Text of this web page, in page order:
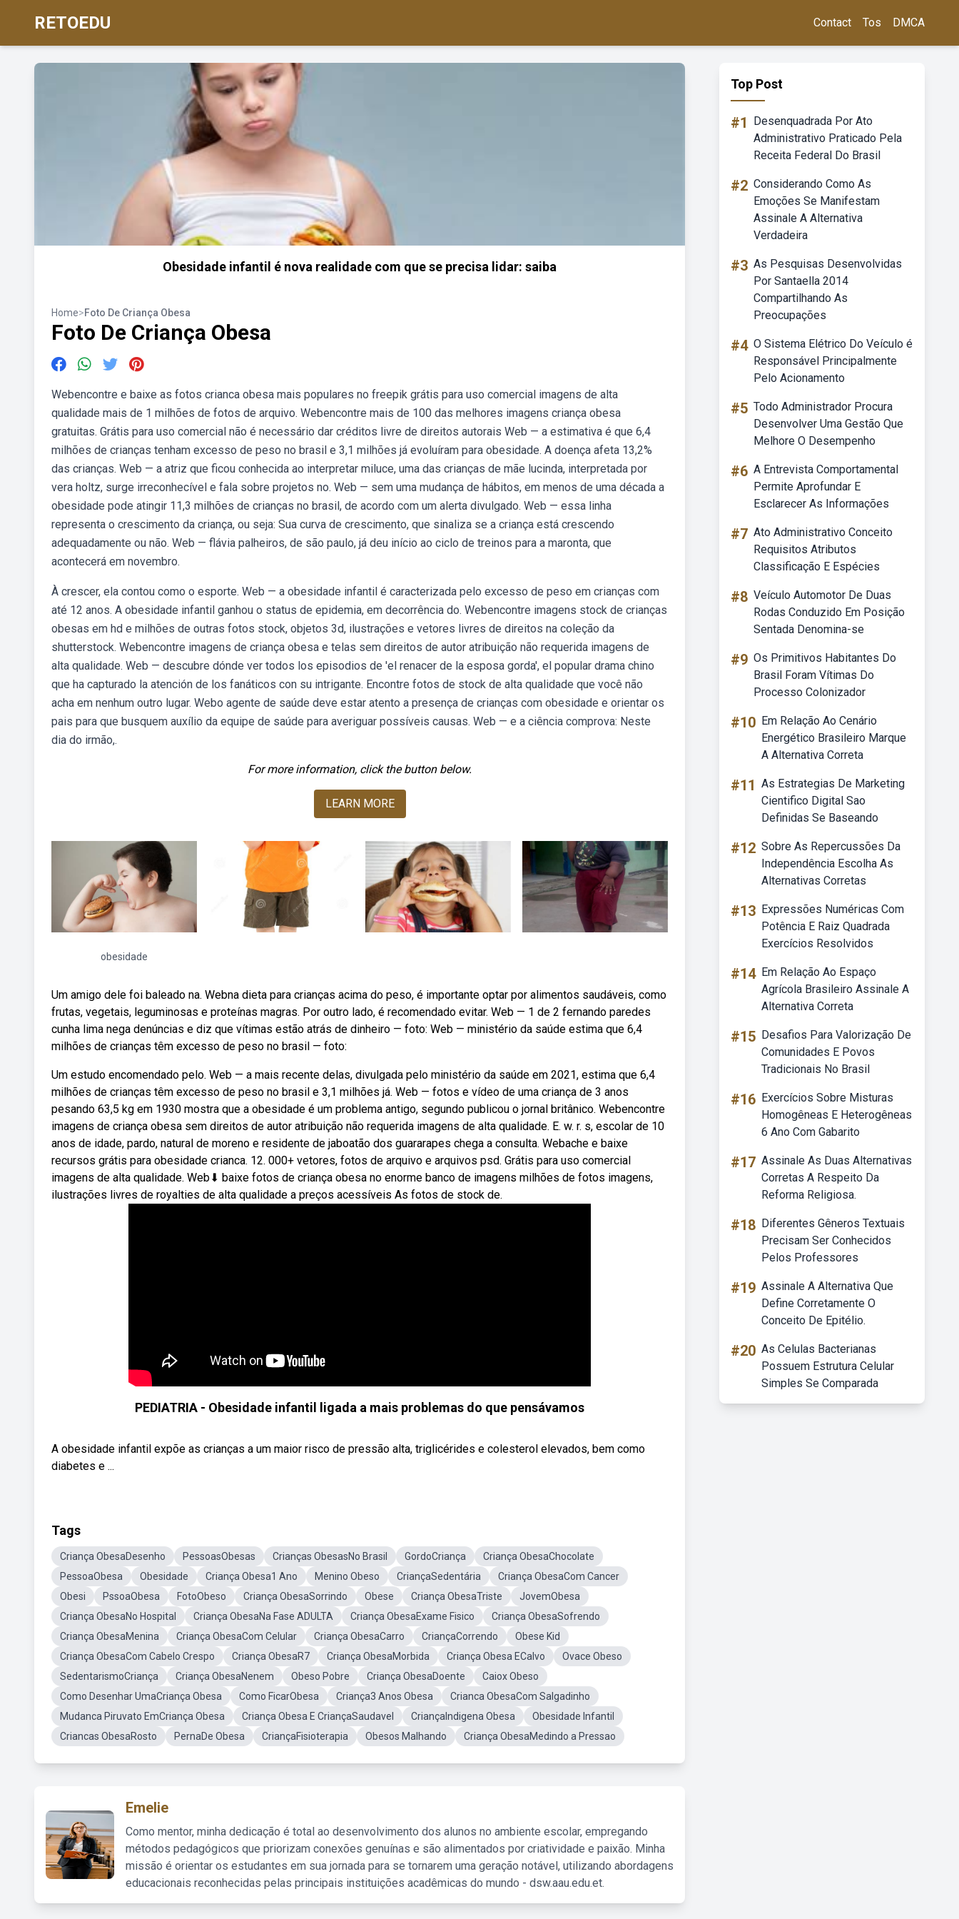
RETOEDU Contact Tos DMCA
Obesidade infantil é nova realidade com que se precisa lidar: saiba
Home>Foto De Criança Obesa
Foto De Criança Obesa
Webencontre e baixe as fotos crianca obesa mais populares no freepik grátis para uso comercial imagens de alta
qualidade mais de 1 milhões de fotos de arquivo. Webencontre mais de 100 das melhores imagens criança obesa
gratuitas. Grátis para uso comercial não é necessário dar créditos livre de direitos autorais Web — a estimativa é que 6,4
milhões de crianças tenham excesso de peso no brasil e 3,1 milhões já evoluíram para obesidade. A doença afeta 13,2%
das crianças. Web — a atriz que ficou conhecida ao interpretar miluce, uma das crianças de mãe lucinda, interpretada por
vera holtz, surge irreconhecível e fala sobre projetos no. Web — sem uma mudança de hábitos, em menos de uma década a
obesidade pode atingir 11,3 milhões de crianças no brasil, de acordo com um alerta divulgado. Web — essa linha
representa o crescimento da criança, ou seja: Sua curva de crescimento, que sinaliza se a criança está crescendo
adequadamente ou não. Web — flávia palheiros, de são paulo, já deu início ao ciclo de treinos para a maronta, que
acontecerá em novembro.
À crescer, ela contou como o esporte. Web — a obesidade infantil é caracterizada pelo excesso de peso em crianças com
até 12 anos. A obesidade infantil ganhou o status de epidemia, em decorrência do. Webencontre imagens stock de crianças
obesas em hd e milhões de outras fotos stock, objetos 3d, ilustrações e vetores livres de direitos na coleção da
shutterstock. Webencontre imagens de criança obesa e telas sem direitos de autor atribuição não requerida imagens de
alta qualidade. Web — descubre dónde ver todos los episodios de 'el renacer de la esposa gorda', el popular drama chino
que ha capturado la atención de los fanáticos con su intrigante. Encontre fotos de stock de alta qualidade que você não
acha em nenhum outro lugar. Webo agente de saúde deve estar atento a presença de crianças com obesidade e orientar os
pais para que busquem auxílio da equipe de saúde para averiguar possíveis causas. Web — e a ciência comprova: Neste
dia do irmão,.
For more information, click the button below.
LEARN MORE
obesidade
Um amigo dele foi baleado na. Webna dieta para crianças acima do peso, é importante optar por alimentos saudáveis, como
frutas, vegetais, leguminosas e proteínas magras. Por outro lado, é recomendado evitar. Web — 1 de 2 fernando paredes
cunha lima nega denúncias e diz que vítimas estão atrás de dinheiro — foto: Web — ministério da saúde estima que 6,4
milhões de crianças têm excesso de peso no brasil — foto:
Um estudo encomendado pelo. Web — a mais recente delas, divulgada pelo ministério da saúde em 2021, estima que 6,4
milhões de crianças têm excesso de peso no brasil e 3,1 milhões já. Web — fotos e vídeo de uma criança de 3 anos
pesando 63,5 kg em 1930 mostra que a obesidade é um problema antigo, segundo publicou o jornal britânico. Webencontre
imagens de criança obesa sem direitos de autor atribuição não requerida imagens de alta qualidade. E. w. r. s, escolar de 10
anos de idade, pardo, natural de moreno e residente de jaboatão dos guararapes chega a consulta. Webache e baixe
recursos grátis para obesidade crianca. 12. 000+ vetores, fotos de arquivo e arquivos psd. Grátis para uso comercial
imagens de alta qualidade. Web⬇ baixe fotos de criança obesa no enorme banco de imagens milhões de fotos imagens,
ilustrações livres de royalties de alta qualidade a preços acessíveis As fotos de stock de.
PEDIATRIA - Obesidade infantil ligada a mais problemas do que pensávamos
A obesidade infantil expõe as crianças a um maior risco de pressão alta, triglicérides e colesterol elevados, bem como
diabetes e ...
Tags
Criança ObesaDesenho PessoasObesas Crianças ObesasNo Brasil GordoCriança
Criança ObesaChocolate
PessoaObesa
Obesidade Criança Obesa1 Ano Menino Obeso CriançaSedentária
Criança ObesaCom Cancer
Obesi
PssoaObesa FotoObeso Criança ObesaSorrindo Obese Criança ObesaTriste
JovemObesa
Criança ObesaNo Hospital
Criança ObesaNa Fase ADULTA Criança ObesaExame Fisico
Criança ObesaSofrendo
Criança ObesaMenina
Criança ObesaCom Celular Criança ObesaCarro CriançaCorrendo
Obese Kid
Criança ObesaCom Cabelo Crespo
Criança ObesaR7 Criança ObesaMorbida Criança Obesa ECalvo
Ovace Obeso
SedentarismoCriança
Criança ObesaNenem Obeso Pobre Criança ObesaDoente
Caiox Obeso
Como Desenhar UmaCriança Obesa
Como FicarObesa Criança3 Anos Obesa
Crianca ObesaCom Salgadinho
Mudanca Piruvato EmCriança Obesa
Criança Obesa E CriançaSaudavel CriançaIndigena Obesa
Obesidade Infantil
Criancas ObesaRosto
PernaDe Obesa CriançaFisioterapia Obesos Malhando Criança ObesaMedindo a Pressao
Emelie
Como mentor, minha dedicação é total ao desenvolvimento dos alunos no ambiente escolar, empregando
métodos pedagógicos que priorizam conexões genuínas e são alimentados por criatividade e paixão. Minha
missão é orientar os estudantes em sua jornada para se tornarem uma geração notável, utilizando abordagens
educacionais reconhecidas pelas principais instituições acadêmicas do mundo - dsw.aau.edu.et.
Top Post
#1
Desenquadrada Por Ato
Administrativo Praticado Pela
Receita Federal Do Brasil
#2 Considerando Como As
Emoções Se Manifestam
Assinale A Alternativa
Verdadeira
#3 As Pesquisas Desenvolvidas
Por Santaella 2014
Compartilhando As
Preocupações
#4 O Sistema Elétrico Do Veículo é
Responsável Principalmente
Pelo Acionamento
#5 Todo Administrador Procura
Desenvolver Uma Gestão Que
Melhore O Desempenho
#6 A Entrevista Comportamental
Permite Aprofundar E
Esclarecer As Informações
#7 Ato Administrativo Conceito
Requisitos Atributos
Classificação E Espécies
#8 Veículo Automotor De Duas
Rodas Conduzido Em Posição
Sentada Denomina-se
#9 Os Primitivos Habitantes Do
Brasil Foram Vítimas Do
Processo Colonizador
#10 Em Relação Ao Cenário
Energético Brasileiro Marque
A Alternativa Correta
#11 As Estrategias De Marketing
Cientifico Digital Sao
Definidas Se Baseando
#12 Sobre As Repercussões Da
Independência Escolha As
Alternativas Corretas
#13 Expressões Numéricas Com
Potência E Raiz Quadrada
Exercícios Resolvidos
#14 Em Relação Ao Espaço
Agrícola Brasileiro Assinale A
Alternativa Correta
#15 Desafios Para Valorização De
Comunidades E Povos
Tradicionais No Brasil
#16 Exercícios Sobre Misturas
Homogêneas E Heterogêneas
6 Ano Com Gabarito
#17 Assinale As Duas Alternativas
Corretas A Respeito Da
Reforma Religiosa.
#18 Diferentes Gêneros Textuais
Precisam Ser Conhecidos
Pelos Professores
#19 Assinale A Alternativa Que
Define Corretamente O
Conceito De Epitélio.
#20 As Celulas Bacterianas
Possuem Estrutura Celular
Simples Se Comparada